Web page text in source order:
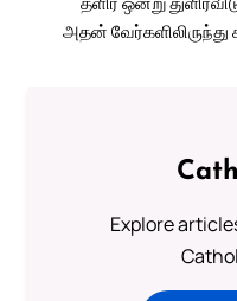
அதன்
Explore